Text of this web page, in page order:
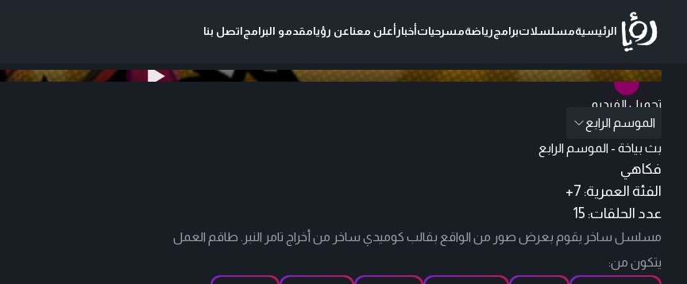
الرئيسيةمسلسلاتبرامجرياضةمسرحياتأخبارأعلن معناعن رؤيامقدمو البرامجاتصل بنا
تحميل الفيديو
الموسم الرابع
بث بياخة - الموسم الرابع
فكاهي
الفئة العمرية: +7
عدد الحلقات: 15
مسلسل ساخر يقوم بعرض صور من الواقع بقالب كوميدي ساخر من أخراج تامر النبر. طاقم العمل
يتكون من: